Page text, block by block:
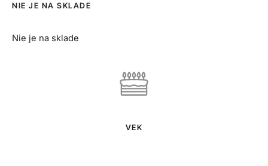
NIE JE NA SKLADE
Nie je na sklade
VEK